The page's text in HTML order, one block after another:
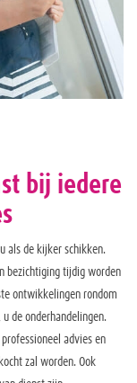
bij iedere
als de kijker schikken.
bezichtiging tijdig worden
ontwikkelingen rondom
de onderhandelingen.
advies en
zal worden. Ook